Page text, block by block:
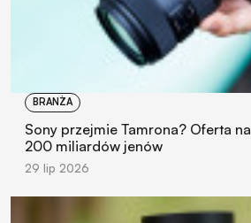
BRANŻA
Sony przejmie Tamrona? Oferta na
200 miliardów jenów
29 lip 2026